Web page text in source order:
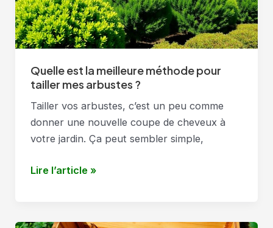
mon
jardin
?
Quelle est la meilleure méthode pour
tailler mes arbustes ?
Tailler vos arbustes, c’est un peu comme
donner une nouvelle coupe de cheveux à
votre jardin. Ça peut sembler simple,
Quelle
Lire l’article »